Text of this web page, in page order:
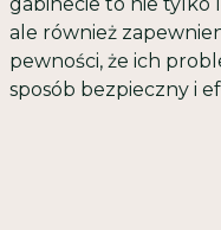
ale również
pewności, że ich
sposób bezpieczny i